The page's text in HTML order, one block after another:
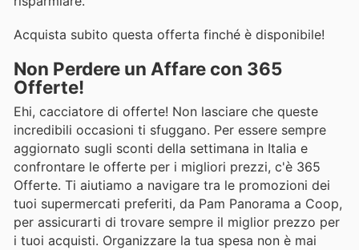
Acquista subito questa offerta finché è disponibile!
Non Perdere un Affare con 365
Offerte!
Ehi, cacciatore di offerte! Non lasciare che queste
incredibili occasioni ti sfuggano. Per essere sempre
aggiornato sugli sconti della settimana in Italia e
confrontare le offerte per i migliori prezzi, c'è 365
Offerte. Ti aiutiamo a navigare tra le promozioni dei
tuoi supermercati preferiti, da Pam Panorama a Coop,
per assicurarti di trovare sempre il miglior prezzo per
i tuoi acquisti. Organizzare la tua spesa non è mai